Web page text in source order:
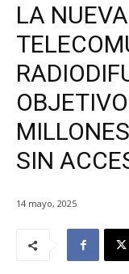
LA
SIN
14 mayo, 2025